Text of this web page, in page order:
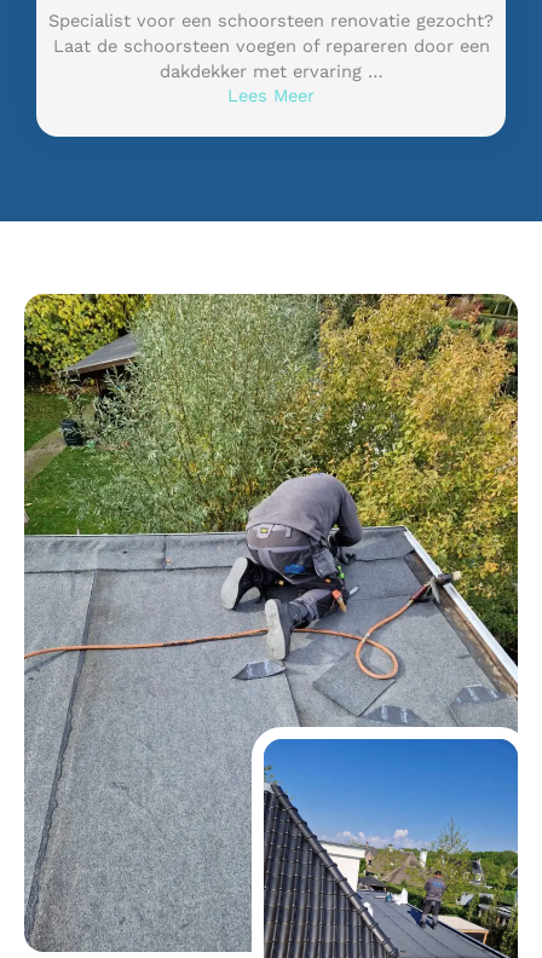
Specialist voor een schoorsteen renovatie gezocht?
Laat de schoorsteen voegen of repareren door een
dakdekker met ervaring …
Lees Meer